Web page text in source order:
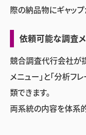
際の納品物にギャッ
依頼可能な調査
競合調査代行会社が
メニュー」と「分析フ
類できます。
両系統の内容を体系